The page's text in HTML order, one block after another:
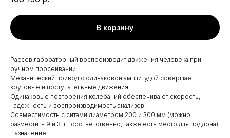
В корзину
Рассев лабораторный воспроизводит движения человека при
ручном просеивании.
Механический привод с одинаковой амплитудой совершает
круговые и поступательные движения.
Одинаковые повторения колебаний обеспечивают скорость,
надежность и воспроизводимость анализов.
Совместимость с ситами диаметром 200 и 300 мм (можно
разместить 9 и 3 шт соответственно, также есть место для поддона)
Назначение: